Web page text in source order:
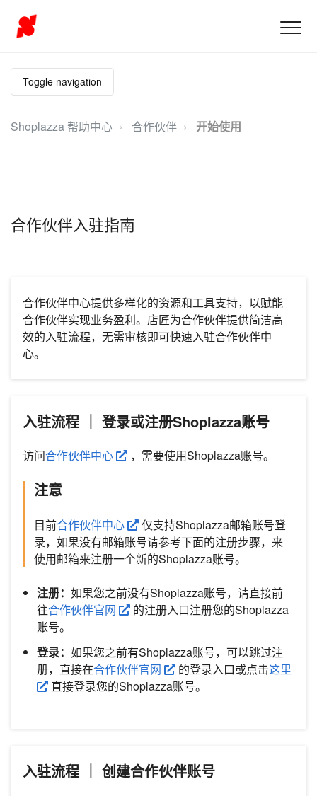
Toggle navigation
Shoplazza 帮助中心 合作伙伴 开始使用
合作伙伴入驻指南
合作伙伴中心提供多样化的资源和工具支持，以赋能
合作伙伴实现业务盈利。店匠为合作伙伴提供简洁高
效的入驻流程，无需审核即可快速入驻合作伙伴中
心。
入驻流程 ｜ 登录或注册Shoplazza账号
访问合作伙伴中心 ，需要使用Shoplazza账号。
注意
目前合作伙伴中心
仅支持Shoplazza邮箱账号登
录，如果没有邮箱账号请参考下面的注册步骤，来
使用邮箱来注册一个新的Shoplazza账号。
注册： 如果您之前没有Shoplazza账号，请直接前
往合作伙伴官网
的注册入口注册您的Shoplazza
账号。
登录： 如果您之前有Shoplazza账号，可以跳过注
册，直接在合作伙伴官网 的登录入口或点击这里
直接登录您的Shoplazza账号。
入驻流程 ｜ 创建合作伙伴账号